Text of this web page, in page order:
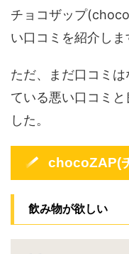
チョコザップ
い口コミを紹介しま
ただ、まだ口コミ
ている悪い口コミ
した。
chocoZAP(
飲み物が欲しい